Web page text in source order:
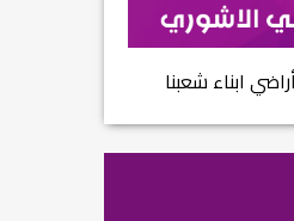
ابناء شعبنا